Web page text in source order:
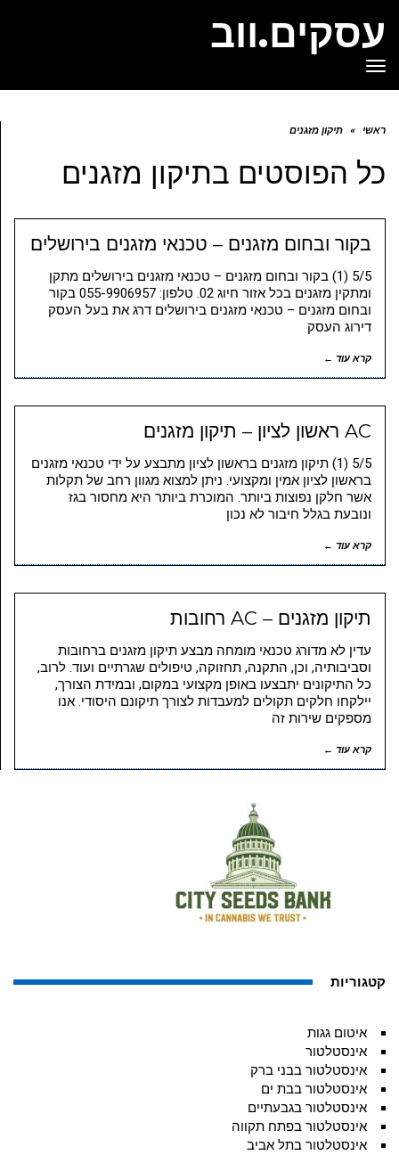
עסקים.ווב
תפריט
ראשי » תיקון מזגנים
כל הפוסטים בתיקון מזגנים
בקור ובחום מזגנים – טכנאי מזגנים בירושלים
5/5 (1) בקור ובחום מזגנים – טכנאי מזגנים בירושלים מתקן
ומתקין מזגנים בכל אזור חיוג 02. טלפון: 055-9906957 בקור
ובחום מזגנים – טכנאי מזגנים בירושלים דרג את בעל העסק
דירוג העסק
קרא עוד ←
AC ראשון לציון – תיקון מזגנים
5/5 (1) תיקון מזגנים בראשון לציון מתבצע על ידי טכנאי מזגנים
בראשון לציון אמין ומקצועי. ניתן למצוא מגוון רחב של תקלות
אשר חלקן נפוצות ביותר. המוכרת ביותר היא מחסור בגז
ונובעת בגלל חיבור לא נכון
קרא עוד ←
תיקון מזגנים – AC רחובות
עדין לא מדורג טכנאי מומחה מבצע תיקון מזגנים ברחובות
וסביבותיה, וכן, התקנה, תחזוקה, טיפולים שגרתיים ועוד. לרוב,
כל התיקונים יתבצעו באופן מקצועי במקום, ובמידת הצורך,
יילקחו חלקים תקולים למעבדות לצורך תיקונם היסודי. אנו
מספקים שירות זה
קרא עוד ←
קטגוריות
איטום גגות
אינסטלטור
אינסטלטור בבני ברק
אינסטלטור בבת ים
אינסטלטור בגבעתיים
אינסטלטור בפתח תקווה
אינסטלטור בתל אביב